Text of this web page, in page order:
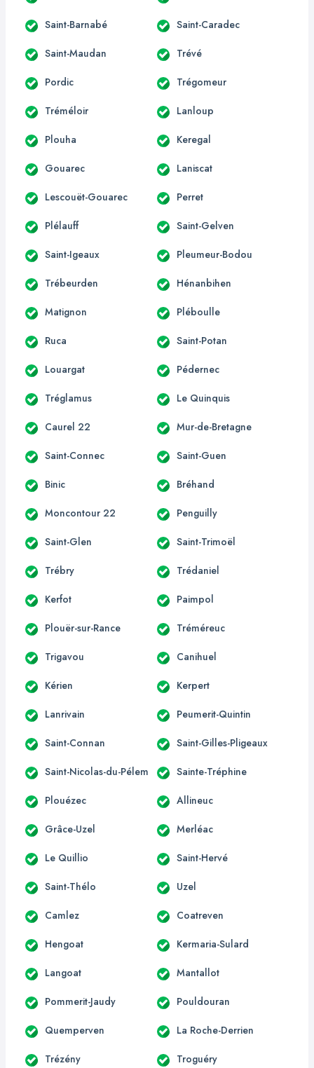
Saint-Barnabé Saint-Caradec
Saint-Maudan Trévé
Pordic Trégomeur
Tréméloir Lanloup
Plouha Keregal
Gouarec Laniscat
Lescouët-Gouarec Perret
Plélauff Saint-Gelven
Saint-Igeaux Pleumeur-Bodou
Trébeurden Hénanbihen
Matignon Pléboulle
Ruca Saint-Potan
Louargat Pédernec
Tréglamus Le Quinquis
Caurel 22 Mur-de-Bretagne
Saint-Connec Saint-Guen
Binic Bréhand
Moncontour 22 Penguilly
Saint-Glen Saint-Trimoël
Trébry Trédaniel
Kerfot Paimpol
Plouër-sur-Rance Tréméreuc
Trigavou Canihuel
Kérien Kerpert
Lanrivain Peumerit-Quintin
Saint-Connan Saint-Gilles-Pligeaux
Saint-Nicolas-du-Pélem Sainte-Tréphine
Plouézec Allineuc
Grâce-Uzel Merléac
Le Quillio Saint-Hervé
Saint-Thélo Uzel
Camlez Coatreven
Hengoat Kermaria-Sulard
Langoat Mantallot
Pommerit-Jaudy Pouldouran
Quemperven La Roche-Derrien
Trézény Troguéry